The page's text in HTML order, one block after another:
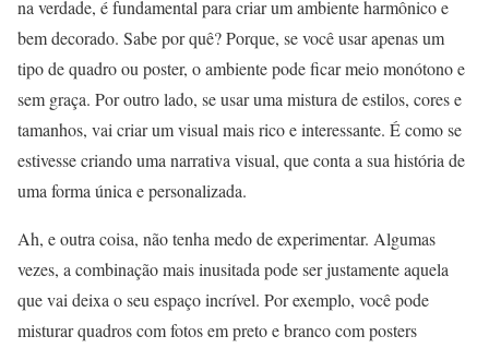
na verdade, é fundamental para criar um ambiente harmônico e
bem decorado. Sabe por quê? Porque, se você usar apenas um
tipo de quadro ou poster, o ambiente pode ficar meio monótono e
sem graça. Por outro lado, se usar uma mistura de estilos, cores e
tamanhos, vai criar um visual mais rico e interessante. É como se
estivesse criando uma narrativa visual, que conta a sua história de
uma forma única e personalizada.
Ah, e outra coisa, não tenha medo de experimentar. Algumas
vezes, a combinação mais inusitada pode ser justamente aquela
que vai deixa o seu espaço incrível. Por exemplo, você pode
misturar quadros com fotos em preto e branco com posters